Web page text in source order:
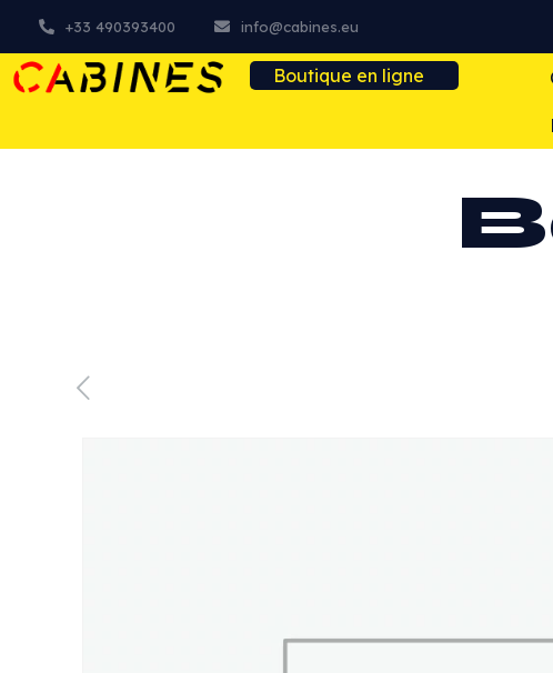
+33 490393400 info@cabines.eu
Boutique en ligne